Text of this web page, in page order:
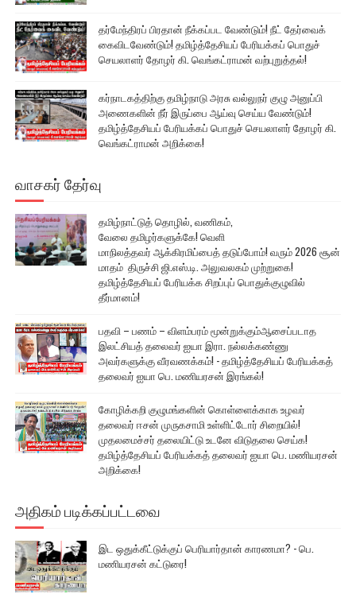
தர்மேந்திரப் பிரதான் நீக்கப்பட வேண்டும்! நீட் தேர்வைக்
கைவிடவேண்டும்! தமிழ்த்தேசியப் பேரியக்கப் பொதுச்
செயலாளர் தோழர் கி. வெங்கட்ராமன் வற்புறுத்தல்!
கர்நாடகத்திற்கு தமிழ்நாடு அரசு வல்லுநர் குழு அனுப்பி
அணைகளின் நீர் இருப்பை ஆய்வு செய்ய வேண்டும்!
தமிழ்த்தேசியப் பேரியக்கப் பொதுச் செயலாளர் தோழர் கி.
வெங்கட்ராமன் அறிக்கை!
வாசகர் தேர்வு
தமிழ்நாட்டுத் தொழில், வணிகம்,
வேலை தமிழர்களுக்கே! வெளி
மாநிலத்தவர் ஆக்கிரமிப்பைத் தடுப்போம்! வரும் 2026 சூன்
மாதம் திருச்சி ஜி.எஸ்.டி. அலுவலகம் முற்றுகை!
தமிழ்த்தேசியப் பேரியக்க சிறப்புப் பொதுக்குழுவில்
தீர்மானம்!
பதவி – பணம் – விளம்பரம் மூன்றுக்கும்ஆசைப்படாத
இலட்சியத் தலைவர் ஐயா இரா. நல்லக்கண்ணு
அவர்களுக்கு வீரவணக்கம்! - தமிழ்த்தேசியப் பேரியக்கத்
தலைவர் ஐயா பெ. மணியரசன் இரங்கல்!
கோழிக்கறி குழுமங்களின் கொள்ளைக்காக உழவர்
தலைவர் ஈசன் முருகசாமி உள்ளிட்டோர் சிறையில்!
முதலமைச்சர் தலையிட்டு உடனே விடுதலை செய்க!
தமிழ்த்தேசியப் பேரியக்கத் தலைவர் ஐயா பெ. மணியரசன்
அறிக்கை!
அதிகம் படிக்கப்பட்டவை
இட ஒதுக்கீட்டுக்குப் பெரியார்தான் காரணமா? - பெ.
மணியரசன் கட்டுரை!